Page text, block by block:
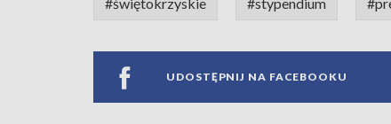
UDOSTĘPNIJ NA FACEBOOKU